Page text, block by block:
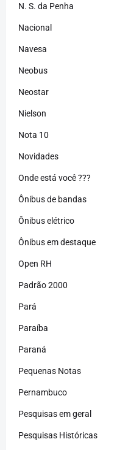
N. S. da Penha
Nacional
Navesa
Neobus
Neostar
Nielson
Nota 10
Novidades
Onde está você ???
Ônibus de bandas
Ônibus elétrico
Ônibus em destaque
Open RH
Padrão 2000
Pará
Paraíba
Paraná
Pequenas Notas
Pernambuco
Pesquisas em geral
Pesquisas Históricas